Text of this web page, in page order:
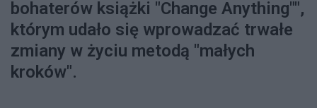
bohaterów książki "Change Anything"",
którym udało się wprowadzać trwałe
zmiany w życiu metodą "małych
kroków".